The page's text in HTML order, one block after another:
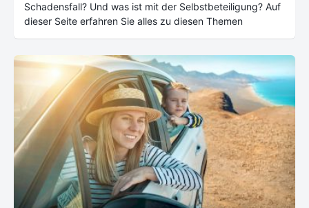
Schadensfall? Und was ist mit der Selbstbeteiligung? Auf
dieser Seite erfahren Sie alles zu diesen Themen